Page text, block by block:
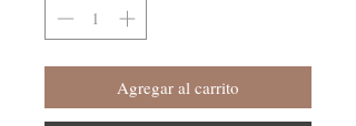
Agregar al carrito